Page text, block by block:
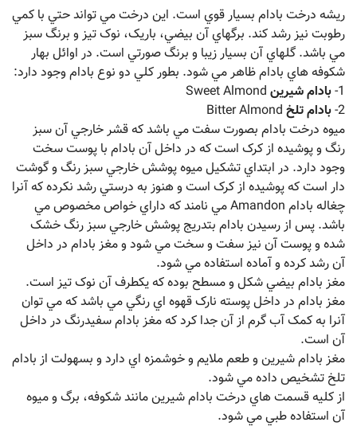
ريشه درخت بادام بسيار قوي است. اين درخت مي تواند حتي با کمي
رطوبت نيز رشد کند. برگهاي آن بيضي، باريک، نوک تيز و برنگ سبز
مي باشد. گلهاي آن بسيار زيبا و برنگ صورتي است. در اوائل بهار
شکوفه هاي بادام ظاهر مي شود. بطور کلي دو نوع بادام وجود دارد:
1- بادام شيرين
2- بادام تلخ
ميوه درخت بادام بصورت سفت مي باشد که قشر خارجي آن سبز
رنگ و پوشيده از کرک است که در داخل آن بادام با پوست سخت
وجود دارد. در ابتداي تشکيل ميوه پوشش خارجي سبز رنگ و گوشت
دار است که پوشيده از کرک است و هنوز به درستي رشد نکرده که آنرا
چغاله بادام Amandon مي نامند که داراي خواص مخصوص مي
باشد. پس از رسيدن بادام بتدريج پوشش خارجي سبز رنگ خشک
شده و پوست آن نيز سفت و سخت مي شود و مغز بادام در داخل
آن رشد کرده و آماده استفاده مي شود.
مغز بادام بيضي شکل و مسطح بوده که يکطرف آن نوک تيز است.
مغز بادام در داخل پوسته نارک قهوه اي رنگي مي باشد که مي توان
آنرا به کمک آب گرم از آن جدا کرد که مغز بادام سفيدرنگ در داخل
آن است.
مغز بادام شيرين و طعم ملايم و خوشمزه اي دارد و بسهولت از بادام
تلخ تشخيص داده مي شود.
از کليه قسمت هاي درخت بادام شيرين مانند شکوفه، برگ و ميوه
آن استفاده طبي مي شود.